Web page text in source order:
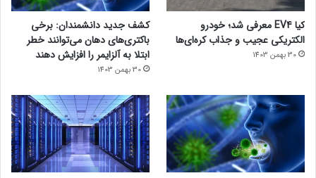
کیا EV4 معرفی شد؛ خودرو
الکتریکی عجیب و جذاب کره‌ای‌ها
30 بهمن 1403
کشف جدید دانشمندان: برخی
باکتری‌های دهان می‌توانند خطر
ابتلا به آلزایمر را افزایش دهند
30 بهمن 1403